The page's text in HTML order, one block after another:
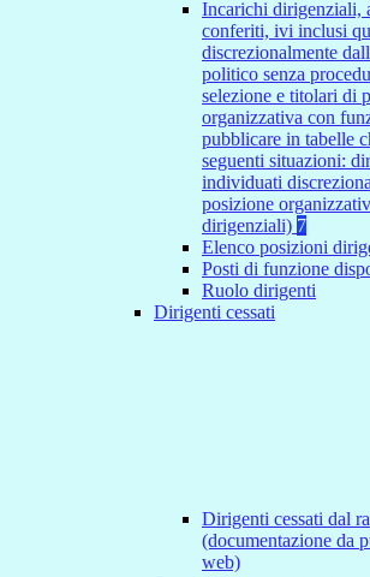
Incarichi dirigenziali,
conferiti, ivi inclusi
discrezionalmente
politico senza
selezione e titolari di
organizzativa con
pubblicare in tabelle
seguenti situazioni:
individuati
posizione
dirigenziali) 7
Elenco posizioni
Posti di funzione
Ruolo dirigenti
Dirigenti cessati
Dirigenti cessati dal
(documentazione da
web)